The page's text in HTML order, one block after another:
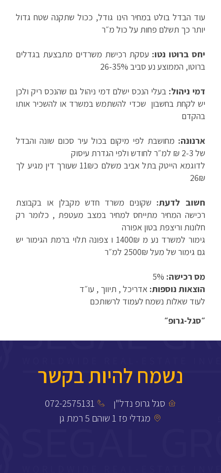
עוד הבדל בולט במחיר הינו גודל, ככול שתקנה שטח גדול
יותר כך תשלם פחות על כול מ״ר
יחס ברוטו נטו: עסקת רכישת משרדים מתבצעת בגדלים
ברוטו, הממוצע נע סביב 26-35%
דמי ניהול: בעלי הנכס ישלם דמי ניהול גם שהנכס ריק ולכן
יש לקחת בחשבון שכדי להשתמש במשרד או להשכיר אותו
בהקדם
ארנונה: מחושבת לפי מיקום בכול עיר סכום שונה והבדל
של 2-3 ₪ למ״ר לחודש ולפי הגדרת עיסוק
לדוגמא הייטק בתל אביב משלם כ11₪ שעורך דין מגיע לך
26₪
חשוב לדעת: שקונים משרד חדש מקבלן או בקבוצת
רכישה המחיר מתייחס למחיר במצב מעטפת , כלומר רק
חלונות וריצפת בטון אפורה
גימור למשרד נע מ 1400₪ ו צפונה תלוי ברמת הגימור יש
גם גימור של מעל 2500₪ למ״ר
מס רכישה:
הוצאות נוספות: אדריכל , תיווך , עו״ד
לעוד שאלות נשמח לעמוד לרשותכם
״סגל-גרופ״
נשמח להיות בקשר
סגל גרופ נדל"ן
072-2575131
מגדלי פז 1 שוהם 5 רמת גן